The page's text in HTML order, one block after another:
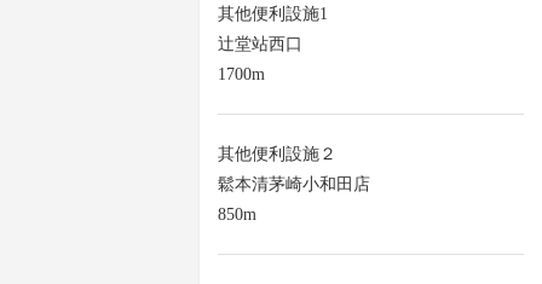
其他便利設施1
辻堂站西口
1700m
其他便利設施２
鬆本清茅崎小和田店
850m